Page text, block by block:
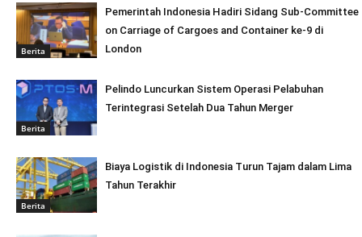
Berita
Pemerintah Indonesia Hadiri Sidang Sub-Committee
on Carriage of Cargoes and Container ke-9 di
London
Berita
Pelindo Luncurkan Sistem Operasi Pelabuhan
Terintegrasi Setelah Dua Tahun Merger
Berita
Biaya Logistik di Indonesia Turun Tajam dalam Lima
Tahun Terakhir